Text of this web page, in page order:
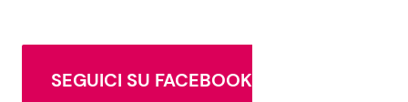
SEGUICI SU FACEBOOK